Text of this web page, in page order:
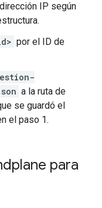
IP según
por el ID de
a la ruta de
se guardó el
el paso 1.
para